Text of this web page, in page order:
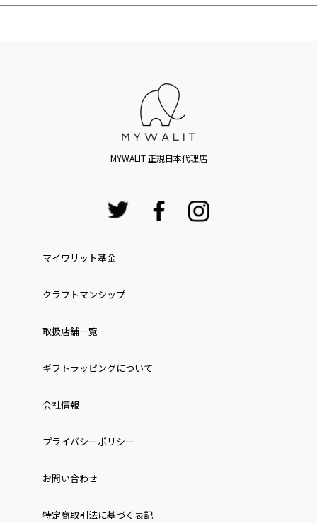
MYWALIT 正規日本代理店
マイワリット基金
クラフトマンシップ
取扱店舗一覧
ギフトラッピングについて
会社情報
プライバシーポリシー
お問い合わせ
特定商取引法に基づく表記